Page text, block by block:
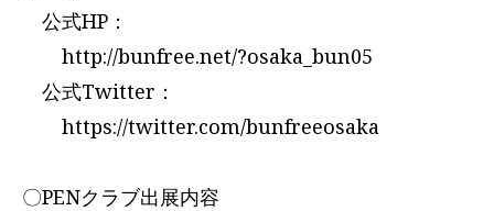
公式HP：
http://bunfree.net/?osaka_bun05
公式Twitter：
https://twitter.com/bunfreeosaka
〇PENクラブ出展内容